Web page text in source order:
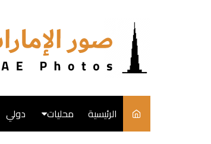
الرئيسية محليات دولي